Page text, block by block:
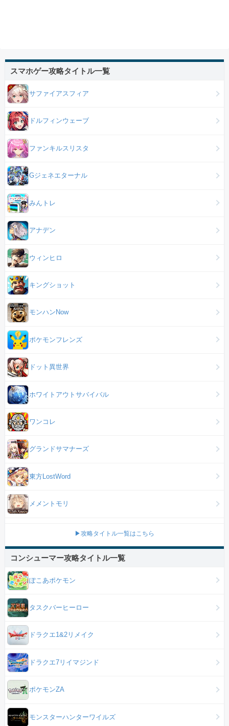
スマホゲー攻略タイトル一覧
サファイアスフィア
ドルフィンウェーブ
ファンキルスリスタ
Gジェネエターナル
みんトレ
アナデン
ウィンヒロ
キングショット
モンハンNow
ポケモンフレンズ
ドット異世界
ホワイトアウトサバイバル
ワンコレ
グランドサマナーズ
東方LostWord
メメントモリ
▶攻略タイトル一覧はこちら
コンシューマー攻略タイトル一覧
ぽこあポケモン
タスクバーヒーロー
ドラクエ1&2リメイク
ドラクエ7リイマジンド
ポケモンZA
モンスターハンターワイルズ